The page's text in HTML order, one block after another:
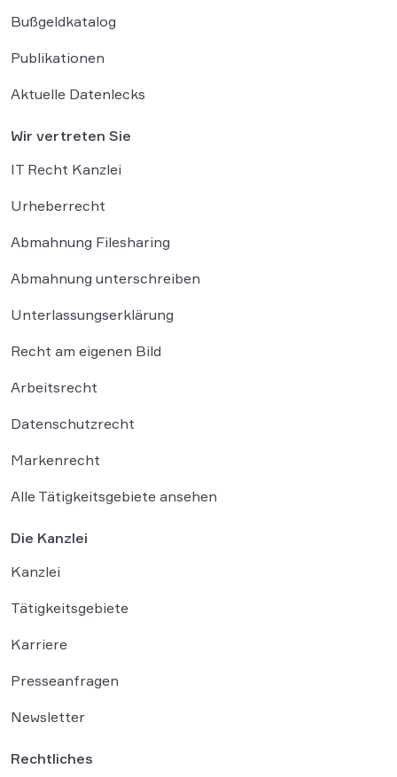
Bußgeldkatalog
Publikationen
Aktuelle Datenlecks
Wir vertreten Sie
IT Recht Kanzlei
Urheberrecht
Abmahnung Filesharing
Abmahnung unterschreiben
Unterlassungserklärung
Recht am eigenen Bild
Arbeitsrecht
Datenschutzrecht
Markenrecht
Alle Tätigkeitsgebiete ansehen
Die Kanzlei
Kanzlei
Tätigkeitsgebiete
Karriere
Presseanfragen
Newsletter
Rechtliches